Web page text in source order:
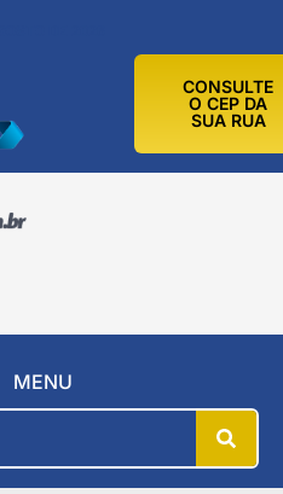
CONSULTE
O CEP DA
SUA RUA
MENU